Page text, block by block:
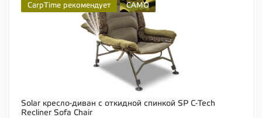
CarpTime рекомендует
CAMO
Solar кресло-диван с откидной спинкой SP C-Tech
Recliner Sofa Chair